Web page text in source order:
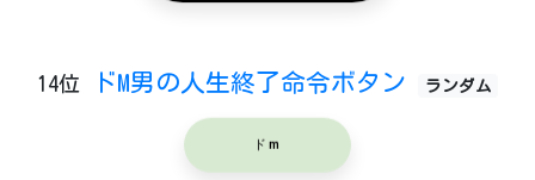
14位 ドM男の人生終了命令ボタン ランダム
ドm